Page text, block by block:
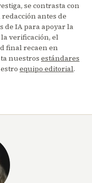
se contrasta con
antes de
de IA para apoyar la
verificación, el
final recaen en
nuestros estándares
equipo editorial.